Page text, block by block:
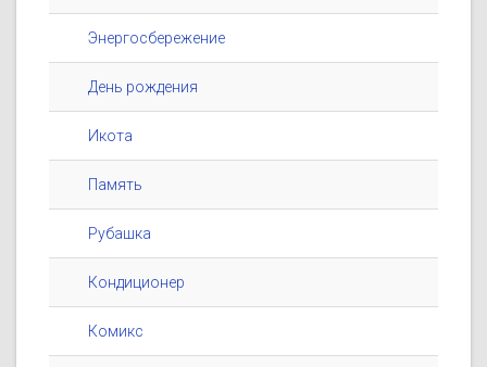
Энергосбережение
День рождения
Икота
Память
Рубашка
Кондиционер
Комикс